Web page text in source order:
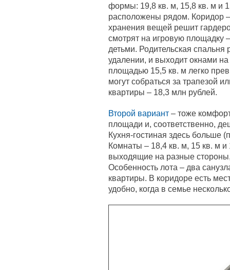
формы: 19,8 кв. м, 15,8 кв. м и
расположены рядом. Коридор
хранения вещей решит
смотрят на игровую площадку
детьми. Родительская
удалении, и выходит окнами
площадью 15,5 кв. м легко
могут собраться за трапезой
квартиры – 18,3 млн рублей.
Второй вариант – тоже
площади и, соответственно,
Кухня-гостиная здесь больше
Комнаты – 18,4 кв. м, 15 кв. м
выходящие на разные
Особенность лота – два
квартиры. В коридоре есть
удобно, когда в семье